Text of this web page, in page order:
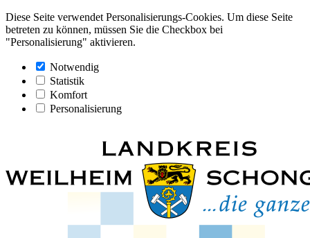
Diese Seite verwendet Personalisierungs-Cookies. Um diese Seite
betreten zu können, müssen Sie die Checkbox bei
"Personalisierung" aktivieren.
Notwendig
Statistik
Komfort
Personalisierung